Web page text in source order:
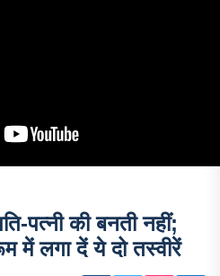
पत्नी की बनती नहीं;
में लगा दें ये दो तस्वीरें